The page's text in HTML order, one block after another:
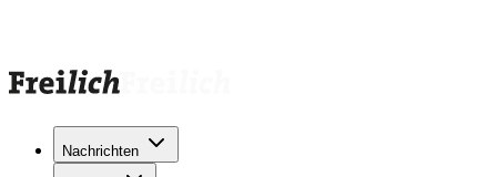
Nachrichten